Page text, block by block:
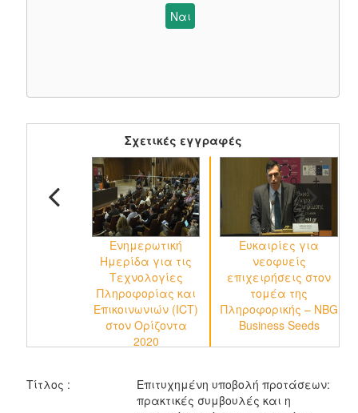
Ναι
Σχετικές εγγραφές
Ενημερωτική
Ημερίδα για τις
Τεχνολογίες
Πληροφορίας και
Επικοινωνιών (ICT)
στον Ορίζοντα
2020
Ευκαιρίες για
νεοφυείς
επιχειρήσεις στον
τομέα της
Πληροφορικής – NBG
Business Seeds
Τίτλος :
Eπιτυχημένη υποβολή προτάσεων:
πρακτικές συμβουλές και η